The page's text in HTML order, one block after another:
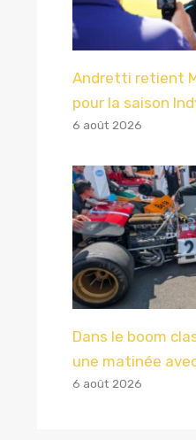
Andretti retient
pour la saison
6 août 2026
Dans le boom
une matinée
6 août 2026